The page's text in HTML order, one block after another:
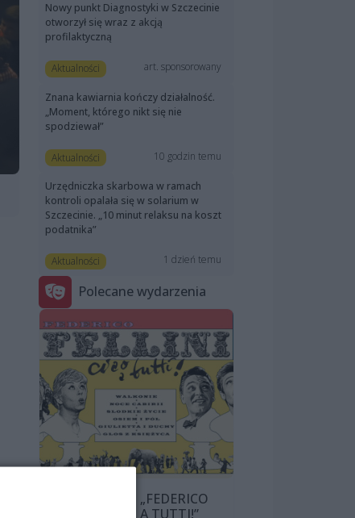
Nowy punkt Diagnostyki w Szczecinie
otworzył się wraz z akcją
profilaktyczną
Aktualności art. sponsorowany
Znana kawiarnia kończy działalność.
„Moment, którego nikt się nie
spodziewał”
Aktualności 10 godzin temu
Urzędniczka skarbowa w ramach
kontroli opalała się w solarium w
Szczecinie. „10 minut relaksu na koszt
podatnika”
Aktualności 1 dzień temu
Polecane wydarzenia
PRZEGLĄD „FEDERICO
FELLINI: CIAO A TUTTI!”